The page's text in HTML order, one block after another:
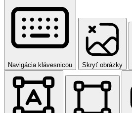
Navigácia klávesnicou Skryť obrázky